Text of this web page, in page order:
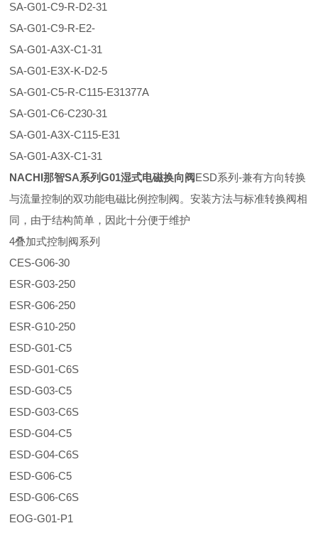
SA-G01-C9-R-D2-31
SA-G01-C9-R-E2-
SA-G01-A3X-C1-31
SA-G01-E3X-K-D2-5
SA-G01-C5-R-C115-E31377A
SA-G01-C6-C230-31
SA-G01-A3X-C115-E31
SA-G01-A3X-C1-31
NACHI那智SA系列G01湿式电磁换向阀ESD系列-兼有方向转换
与流量控制的双功能电磁比例控制阀。安装方法与标准转换阀相
同，由于结构简单，因此十分便于维护
4叠加式控制阀系列
CES-G06-30
ESR-G03-250
ESR-G06-250
ESR-G10-250
ESD-G01-C5
ESD-G01-C6S
ESD-G03-C5
ESD-G03-C6S
ESD-G04-C5
ESD-G04-C6S
ESD-G06-C5
ESD-G06-C6S
EOG-G01-P1